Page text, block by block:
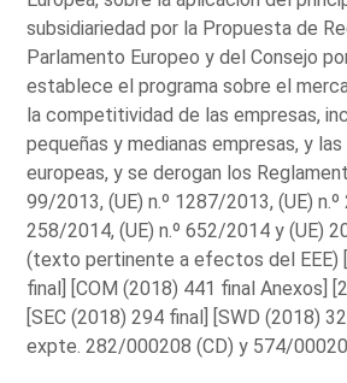
subsidiariedad por la Propuesta de
Parlamento Europeo y del Consejo
establece el programa sobre el
la competitividad de las empresas,
pequeñas y medianas empresas, y
europeas, y se derogan los
99/2013, (UE) n.º 1287/2013, (UE) n.º
258/2014, (UE) n.º 652/2014 y (UE)
(texto pertinente a efectos del EEE)
final] [COM (2018) 441 final Anexos]
[SEC (2018) 294 final] [SWD (2018)
expte. 282/000208 (CD) y 574/